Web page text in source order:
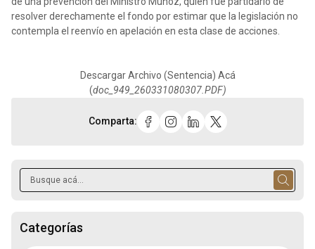
resolver derechamente el fondo por estimar que la legislación no
contempla el reenvío en apelación en esta clase de acciones.
Descargar Archivo (Sentencia) Acá
(doc_949_260331080307.PDF)
Comparta:
Categorías